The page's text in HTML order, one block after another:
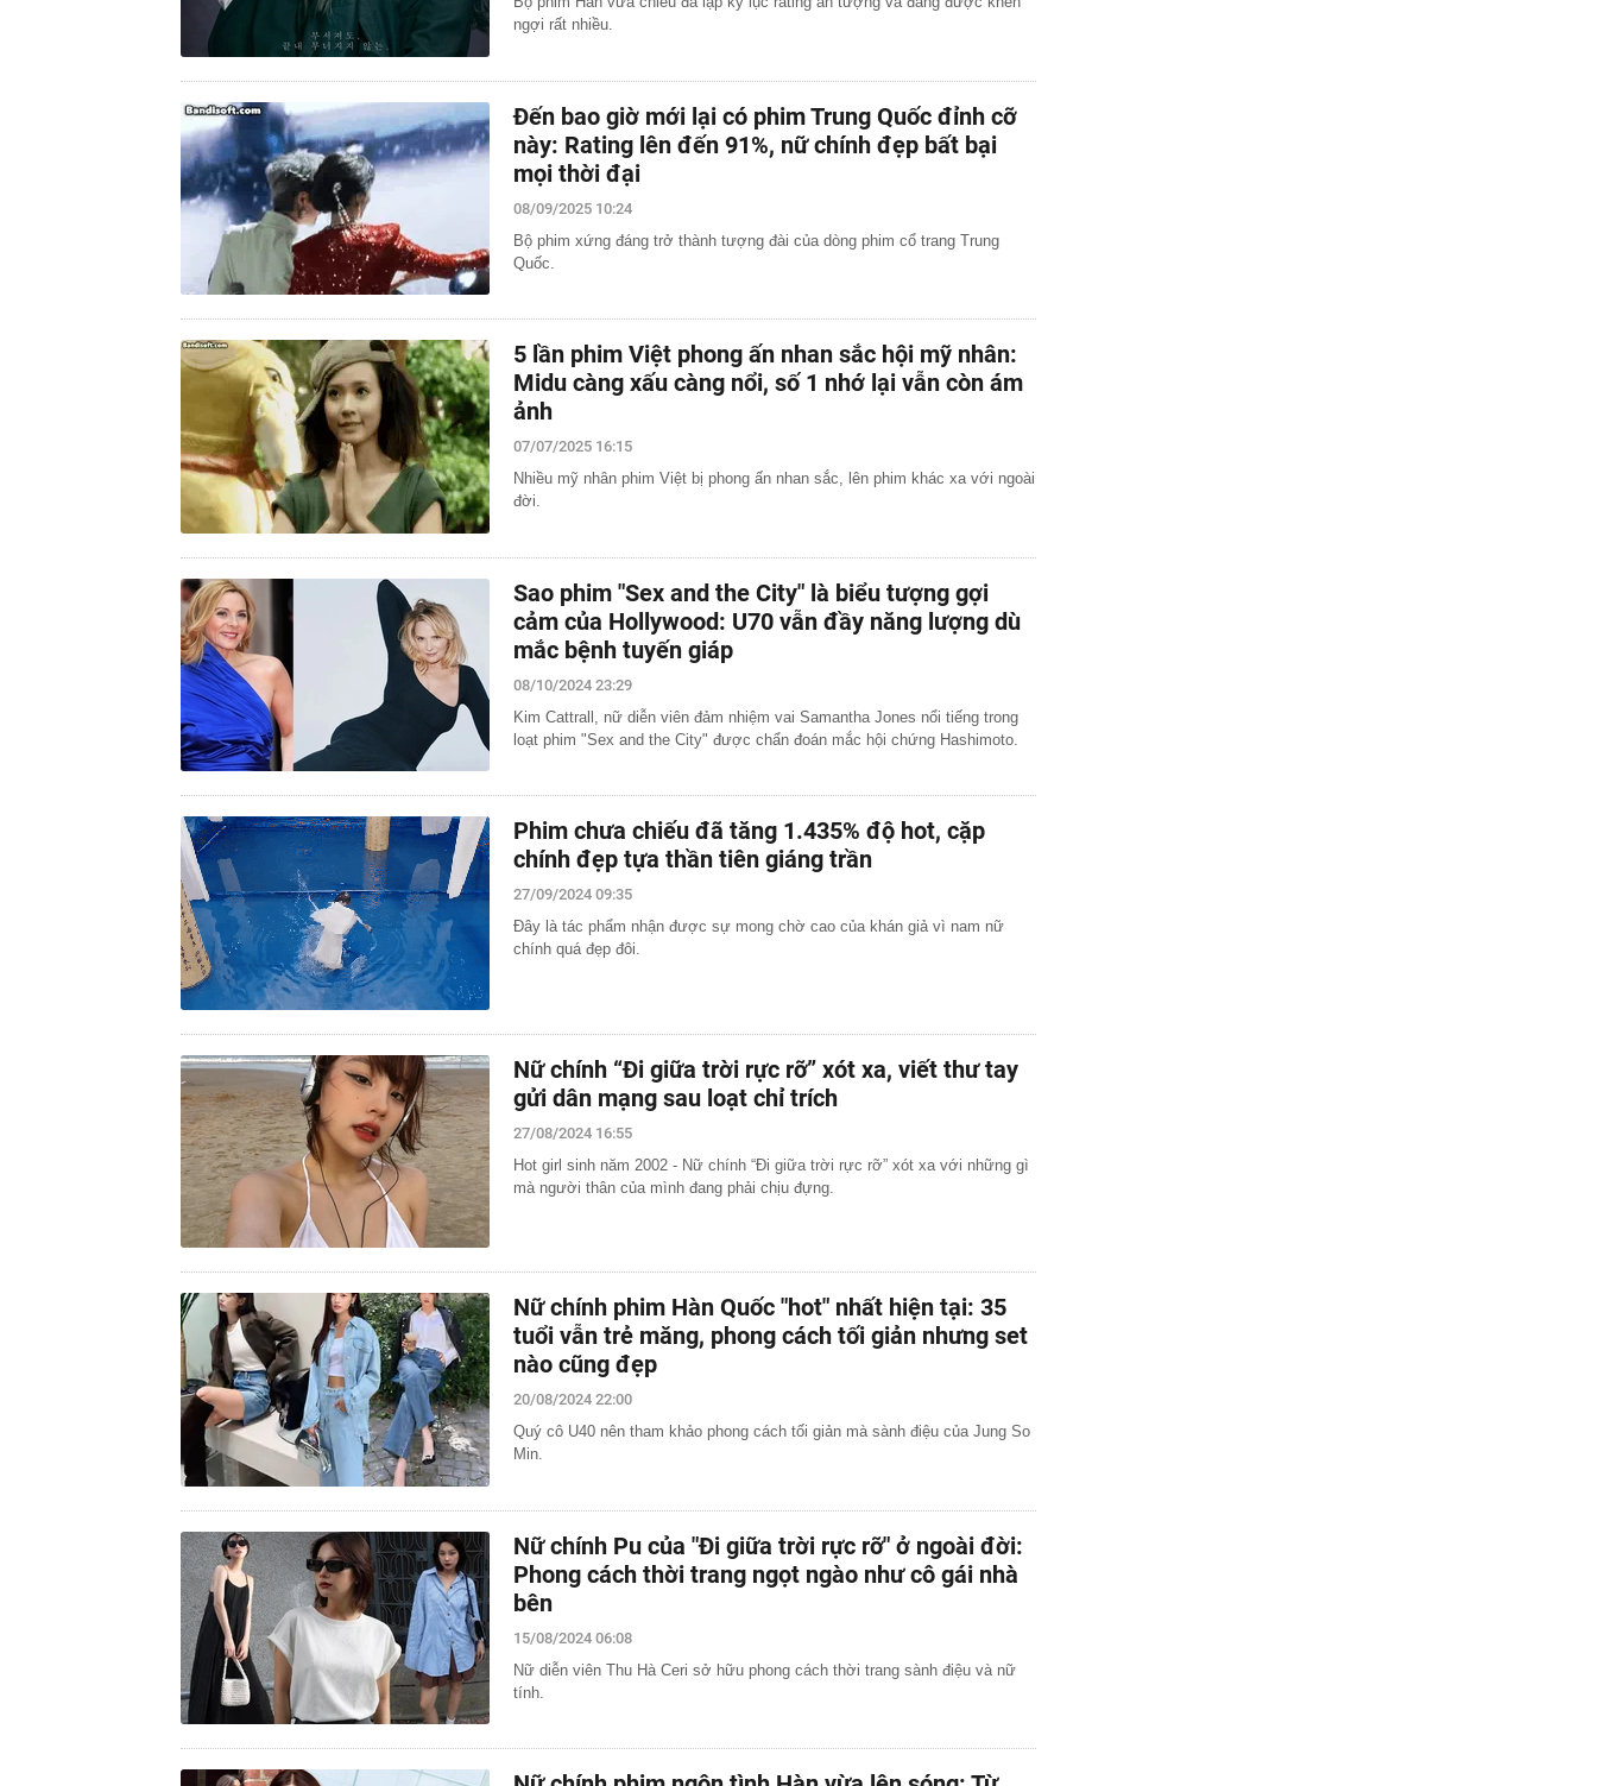
ngợi rất nhiều.
Đến bao giờ mới lại có phim Trung Quốc đỉnh cỡ
này: Rating lên đến 91%, nữ chính đẹp bất bại
mọi thời đại
08/09/2025 10:24
Bộ phim xứng đáng trở thành tượng đài của dòng phim cổ trang Trung
Quốc.
5 lần phim Việt phong ấn nhan sắc hội mỹ nhân:
Midu càng xấu càng nổi, số 1 nhớ lại vẫn còn ám
ảnh
07/07/2025 16:15
Nhiều mỹ nhân phim Việt bị phong ấn nhan sắc, lên phim khác xa với ngoài
đời.
Sao phim "Sex and the City" là biểu tượng gợi
cảm của Hollywood: U70 vẫn đầy năng lượng dù
mắc bệnh tuyến giáp
08/10/2024 23:29
Kim Cattrall, nữ diễn viên đảm nhiệm vai Samantha Jones nổi tiếng trong
loạt phim "Sex and the City" được chẩn đoán mắc hội chứng Hashimoto.
Phim chưa chiếu đã tăng 1.435% độ hot, cặp
chính đẹp tựa thần tiên giáng trần
27/09/2024 09:35
Đây là tác phẩm nhận được sự mong chờ cao của khán giả vì nam nữ
chính quá đẹp đôi.
Nữ chính “Đi giữa trời rực rỡ” xót xa, viết thư tay
gửi dân mạng sau loạt chỉ trích
27/08/2024 16:55
Hot girl sinh năm 2002 - Nữ chính “Đi giữa trời rực rỡ” xót xa với những gì
mà người thân của mình đang phải chịu đựng.
Nữ chính phim Hàn Quốc "hot" nhất hiện tại: 35
tuổi vẫn trẻ măng, phong cách tối giản nhưng set
nào cũng đẹp
20/08/2024 22:00
Quý cô U40 nên tham khảo phong cách tối giản mà sành điệu của Jung So
Min.
Nữ chính Pu của "Đi giữa trời rực rỡ" ở ngoài đời:
Phong cách thời trang ngọt ngào như cô gái nhà
bên
15/08/2024 06:08
Nữ diễn viên Thu Hà Ceri sở hữu phong cách thời trang sành điệu và nữ
tính.